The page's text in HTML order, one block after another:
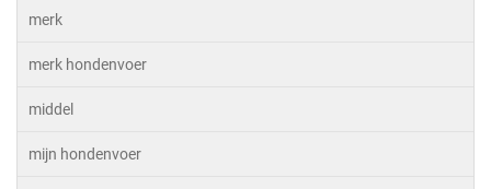
merk
merk hondenvoer
middel
mijn hondenvoer